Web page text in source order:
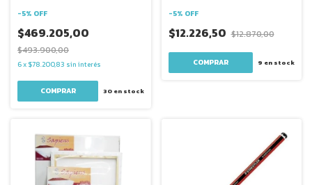
-5% OFF
$469.205,00
$493.900,00
6x $78.200,83 sin interés
30en stock
-5% OFF
$12.226,50 $12.870,00
COMPRAR 9 en stock